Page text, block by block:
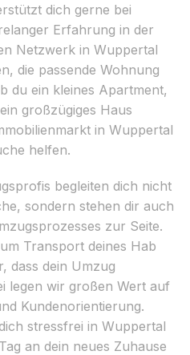
dich gerne bei
Erfahrung in der
Netzwerk in Wuppertal
die passende Wohnung
du ein kleines Apartment,
großzügiges Haus
in Wuppertal
helfen.
begleiten dich nicht
sondern stehen dir auch
zur Seite.
Transport deines Hab
dass dein Umzug
legen wir großen Wert auf
Kundenorientierung.
stressfrei in Wuppertal
an dein neues Zuhause